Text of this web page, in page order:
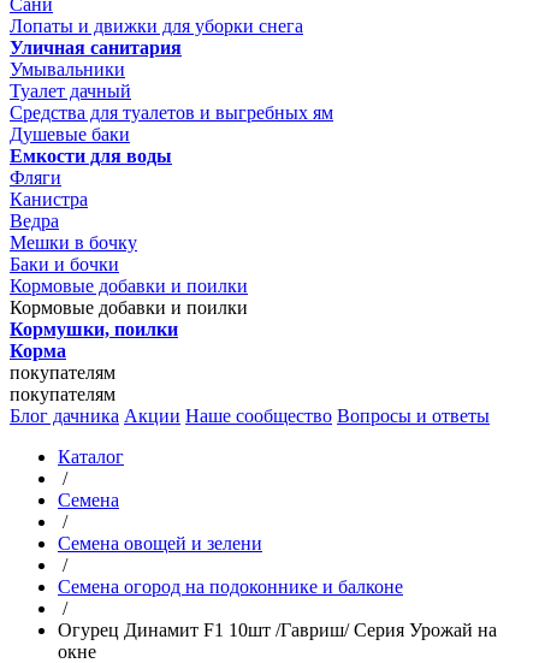
Сани
Лопаты и движки для уборки снега
Уличная санитария
Умывальники
Туалет дачный
Средства для туалетов и выгребных ям
Душевые баки
Емкости для воды
Фляги
Канистра
Ведра
Мешки в бочку
Баки и бочки
Кормовые добавки и поилки
Кормовые добавки и поилки
Кормушки, поилки
Корма
покупателям
покупателям
Блог дачника Акции Наше сообщество Вопросы и ответы
Каталог
/
Семена
/
Семена овощей и зелени
/
Семена огород на подоконнике и балконе
/
Огурец Динамит F1 10шт /Гавриш/ Серия Урожай на
окне